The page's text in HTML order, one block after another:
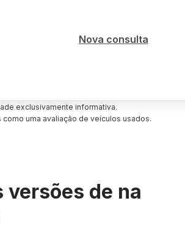
Nova consulta
exclusivamente informativa.
uma avaliação de veículos usados.
versões de na